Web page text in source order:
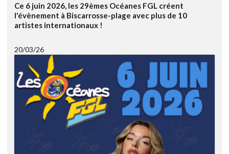
Ce 6 juin 2026, les 29èmes Océanes FGL créent
l'évènement à Biscarrosse-plage avec plus de 10
artistes internationaux !
20/03/26